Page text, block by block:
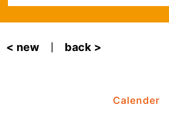
Calender
< new back >